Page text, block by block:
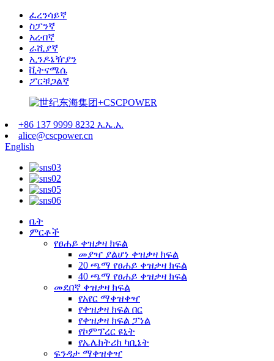
ፈረንሳይኛ
ስፓንኛ
አረብኛ
ራሺያኛ
ኢንዶኔዥያን
ቪትናሜሴ
ፖርቹጋልኛ
+86 137 9999 8232 እ.ኤ.አ.
alice@cscpower.cn
English
ቤት
ምርቶች
የፀሐይ ቀዝቃዛ ክፍል
መያዣ ያልሆነ ቀዝቃዛ ክፍል
20 ጫማ የፀሐይ ቀዝቃዛ ክፍል
40 ጫማ የፀሐይ ቀዝቃዛ ክፍል
መደበኛ ቀዝቃዛ ክፍል
የአየር ማቀዝቀዣ
የቀዝቃዛ ክፍል በር
የቀዝቃዛ ክፍል ፓነል
የኮምፕረር ዩኒት
የኤሌክትሪክ ካቢኔት
ፍንዳታ ማቀዝቀዣ